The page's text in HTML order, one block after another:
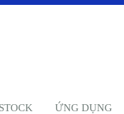
STOCK ỨNG DỤNG